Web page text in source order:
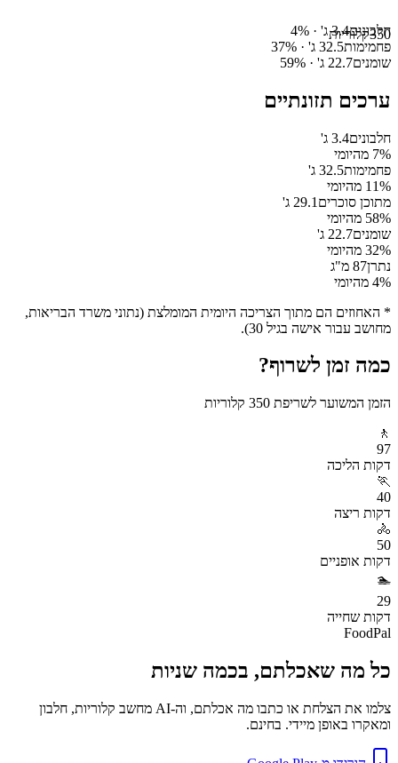
350קלוריותחלבונים3.4ג' · 4%
פחמימות32.5 ג' · 37%
שומנים22.7 ג' · 59%
ערכים תזונתיים
חלבונים3.4 ג'
7% מהיומי
פחמימות32.5 ג'
11% מהיומי
מתוכן סוכרים 29.1 ג'
58% מהיומי
שומנים22.7 ג'
32% מהיומי
נתרן87 מ"ג
4% מהיומי
* האחוזים הם מתוך הצריכה היומית המומלצת (נתוני משרד הבריאות,
מחושב עבור אישה בגיל 30).
כמה זמן לשרוף?
הזמן המשוער לשריפת 350 קלוריות
🚶
97
דקות הליכה
🏃
40
דקות ריצה
🚴
50
דקות אופניים
🏊
29
דקות שחייה
FoodPal
כל מה שאכלתם, בכמה שניות
צלמו את הצלחת או כתבו מה אכלתם, וה-AI מחשב קלוריות, חלבון
ומאקרו באופן מיידי. בחינם.